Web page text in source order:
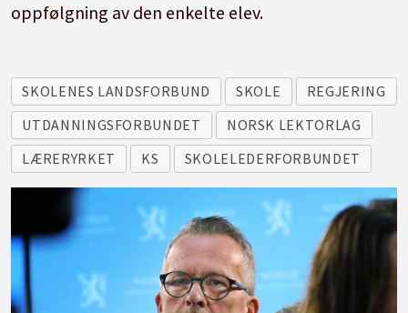
oppfølgning av den enkelte elev.
SKOLENES LANDSFORBUND SKOLE
REGJERING
UTDANNINGSFORBUNDET
NORSK LEKTORLAG
LÆRERYRKET
KS SKOLELEDERFORBUNDET